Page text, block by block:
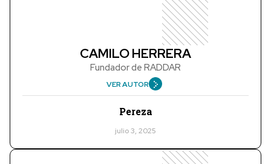
CAMILO HERRERA
Fundador de RADDAR
VER AUTOR
Pereza
julio 3, 2025